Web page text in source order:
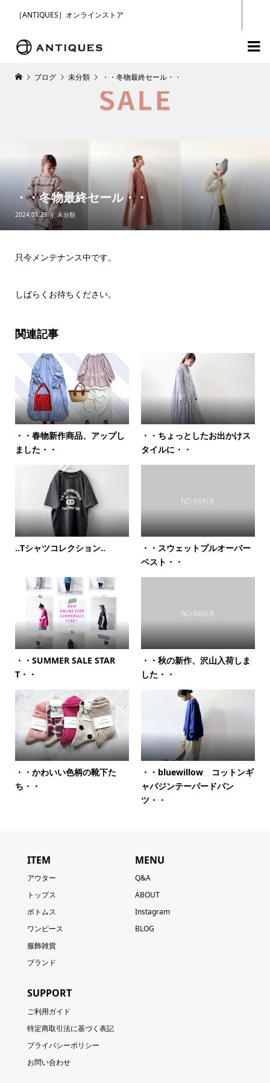
［ANTIQUES］オンラインストア

ブログ 未分類 ・・冬物最終セール・・
・・冬物最終セール・・
2024.01.29 未分類
只今メンテナンス中です。
しばらくお待ちください。
関連記事
・・春物新作商品、アップし
ました・・
・・ちょっとしたお出かけス
タイルに・・
‥Tシャツコレクション‥
・・スウェットプルオーバー
ベスト・・
・・SUMMER SALE STAR
T・・
・・秋の新作、沢山入荷しま
した・・
・・かわいい色柄の靴下た
ち・・
・・bluewillow コットンギ
ャバジンテーパードパン
ツ・・
ITEM
アウター
トップス
ボトムス
ワンピース
服飾雑貨
ブランド
MENU
Q&A
ABOUT
Instagram
BLOG
SUPPORT
ご利用ガイド
特定商取引法に基づく表記
プライバシーポリシー
お問い合わせ